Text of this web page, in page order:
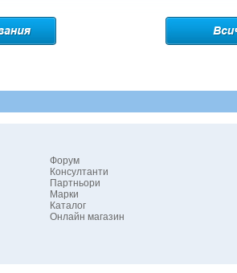
Форум
Консултанти
Партньори
Марки
Каталог
Онлайн магазин